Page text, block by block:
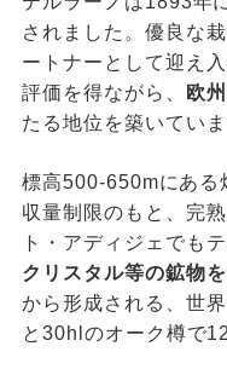
されました。優良な
ートナーとして迎え
評価を得ながら、
欧
たる地位を築いていま
標高500-650mにある
収量制限のもと、完
ト・アディジェでも
クリスタル等の鉱物
から形成される、世
と30hlのオーク樽で